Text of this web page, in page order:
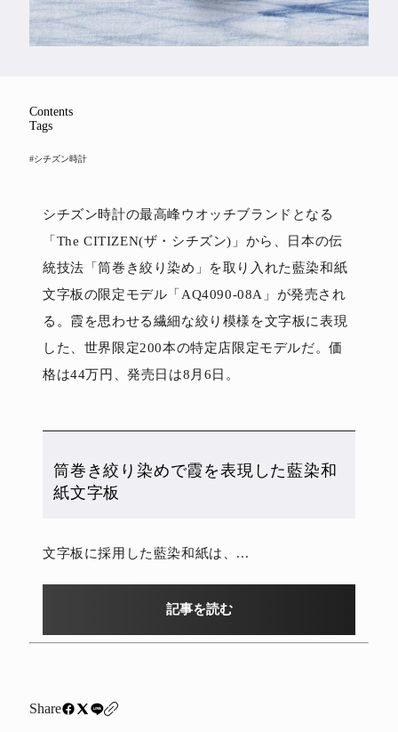
Contents
Tags
#シチズン時計
シチズン時計の最高峰ウオッチブランドとなる
「The CITIZEN(ザ・シチズン)」から、日本の伝
統技法「筒巻き絞り染め」を取り入れた藍染和紙
文字板の限定モデル「AQ4090-08A」が発売され
る。霞を思わせる繊細な絞り模様を文字板に表現
した、世界限定200本の特定店限定モデルだ。価
格は44万円、発売日は8月6日。
筒巻き絞り染めで霞を表現した藍染和
紙文字板
文字板に採用した藍染和紙は、...
記事を読む
Share